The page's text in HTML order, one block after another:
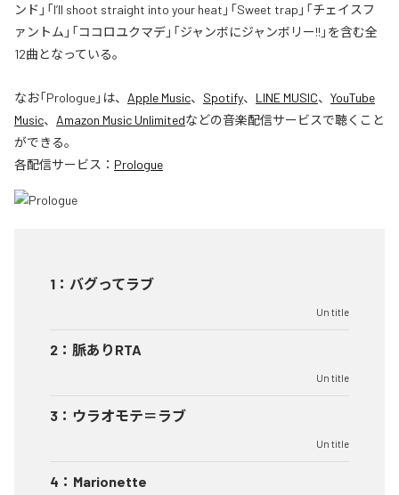
ンド」「I’ll shoot straight into your heat」「Sweet trap」「チェイスフ
ァントム」「ココロユクマデ」「ジャンボにジャンボリー!!」を含む全
12曲となっている。
なお「Prologue」は、 Apple Music、 Spotify、 LINE MUSIC、 YouTube
Music、 Amazon Music Unlimitedなどの音楽配信サービスで聴くこと
ができる。
各配信サービス： Prologue
1 ： バグってラブ
Un title
2 ： 脈ありRTA
Un title
3 ： ウラオモテ＝ラブ
Un title
4 ： Marionette